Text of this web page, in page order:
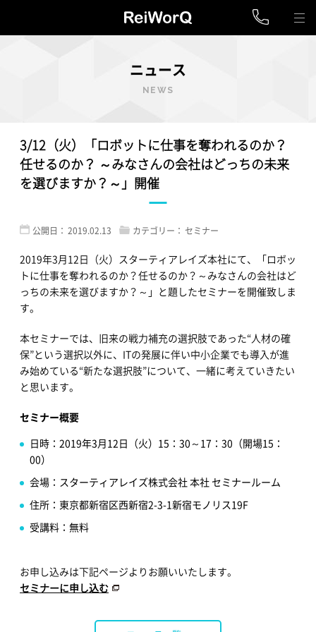
ニュース
NEWS
3/12（火）「ロボットに仕事を奪われるのか？
任せるのか？ ～みなさんの会社はどっちの未来
を選びますか？～」開催
公開日： 2019.02.13 カテゴリー： セミナー
2019年3月12日（火）スターティアレイズ本社にて、「ロボッ
トに仕事を奪われるのか？任せるのか？～みなさんの会社はど
っちの未来を選びますか？～」と題したセミナーを開催致しま
す。
本セミナーでは、旧来の戦力補充の選択肢であった“人材の確
保”という選択以外に、ITの発展に伴い中小企業でも導入が進
み始めている“新たな選択肢”について、一緒に考えていきたい
と思います。
セミナー概要
日時：2019年3月12日（火）15：30～17：30（開場15：
00）
会場：スターティアレイズ株式会社 本社 セミナールーム
住所：東京都新宿区西新宿2-3-1新宿モノリス19F
受講料：無料
お申し込みは下記ページよりお願いいたします。
セミナーに申し込む